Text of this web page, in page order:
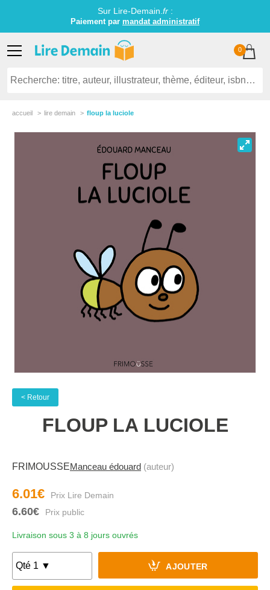
Sur Lire-Demain. fr:
Paiement par mandat administratif
0
accueil lire demain floup la luciole
< Retour
FLOUP LA LUCIOLE
FRIMOUSSEManceau édouard (auteur)
6.01€
6.60€
Livraison sous 3 à 8 jours ouvrés
AJOUTER